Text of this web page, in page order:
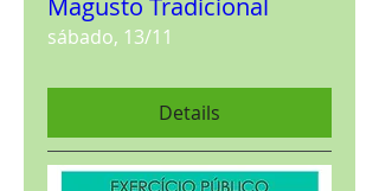
Magusto Tradicional
sábado, 13/11
Details